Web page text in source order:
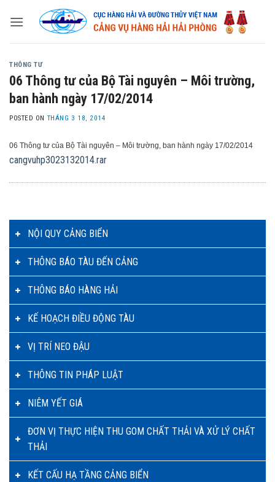
NỘI QUY CẢNG BIỂN
THÔNG BÁO TÀU ĐẾN CẢNG
THÔNG BÁO HÀNG HẢI
KẾ HOẠCH ĐIỀU ĐỘNG TÀU
VỊ TRÍ NEO ĐẬU
THÔNG TIN PHÁP LUẬT
NIÊM YẾT GIÁ
ĐƠN VỊ THỰC HIỆN THU GOM CHẤT THẢI VÀ XỬ LÝ CHẤT
THẢI
KẾT CẤU HẠ TẦNG CẢNG BIỂN
THÔNG TƯ
06 Thông tư của Bộ Tài nguyên – Môi trường,
ban hành ngày 17/02/2014
POSTED ON THÁNG 3 18, 2014
06 Thông tư của Bộ Tài nguyên – Môi trường, ban hành ngày 17/02/2014
cangvuhp3023132014.rar